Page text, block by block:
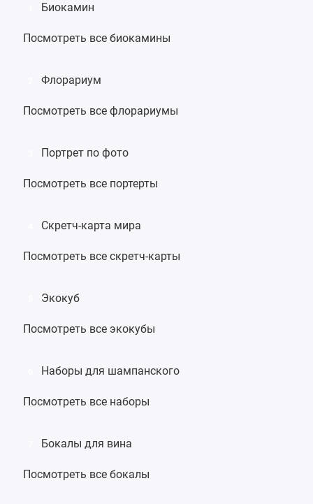
Биокамин
Посмотреть все биокамины
Флорариум
Посмотреть все флорариумы
Портрет по фото
Посмотреть все портерты
Скретч-карта мира
Посмотреть все скретч-карты
Экокуб
Посмотреть все экокубы
Наборы для шампанского
Посмотреть все наборы
Бокалы для вина
Посмотреть все бокалы